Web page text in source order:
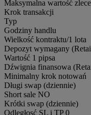
Maksymalna wartość
Krok transakcji
Typ
Godziny handlu
Wielkość kontraktu/1 lota
Depozyt wymagany
Wartość 1 pipsa
Dźwignia finansowa
Minimalny krok notowań
Długi swap (dziennie)
Short sale NO
Krótki swap (dziennie)
Odległosć SL i TP 0